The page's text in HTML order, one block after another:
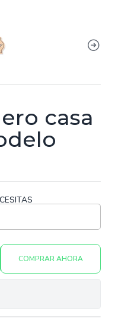
casa
COMPRAR AHORA